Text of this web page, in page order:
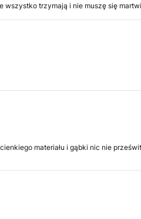
wszystko trzymają i nie muszę się
materiału i gąbki nic nie